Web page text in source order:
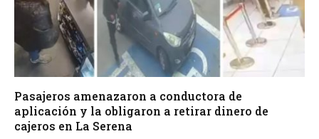
Pasajeros amenazaron a conductora de
aplicación y la obligaron a retirar dinero de
cajeros en La Serena